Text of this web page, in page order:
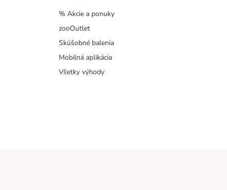
% Akcie a ponuky
zooOutlet
Skúšobné balenia
Mobilná aplikácia
Všetky výhody